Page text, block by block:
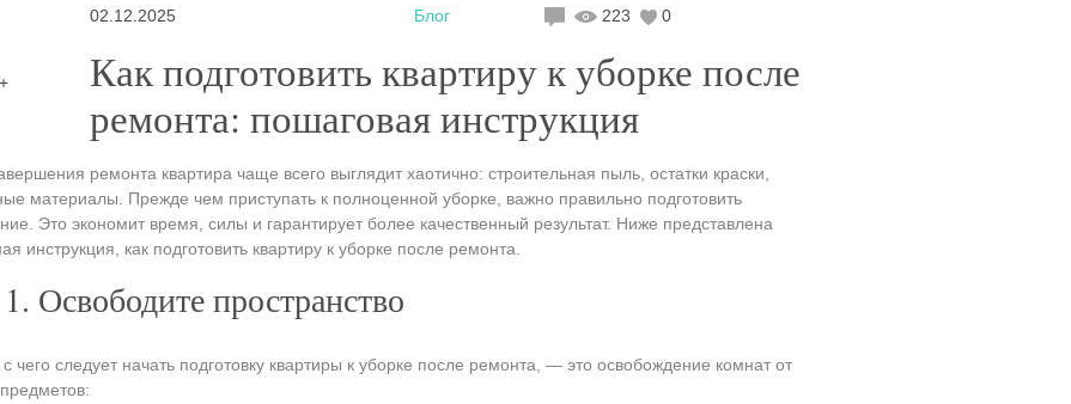
02.12.2025 Блог 223 0
Как подготовить квартиру к уборке после
ремонта: пошаговая инструкция
ремонта квартира чаще всего выглядит хаотично: строительная пыль, остатки краски,
материалы. Прежде чем приступать к полноценной уборке, важно правильно подготовить
Это экономит время, силы и гарантирует более качественный результат. Ниже представлена
инструкция, как подготовить квартиру к уборке после ремонта.
Освободите пространство
чего следует начать подготовку квартиры к уборке после ремонта, — это освобождение комнат от